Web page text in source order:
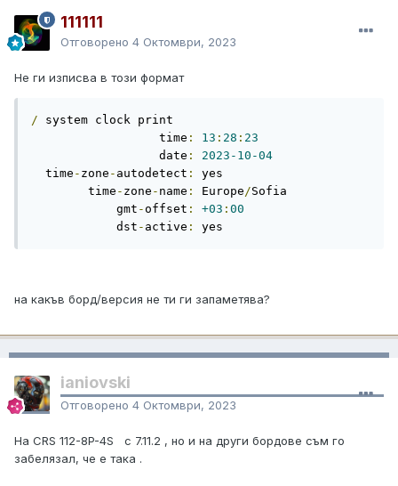
111111
Отговорено 4 Октомври, 2023
Не ги изписва в този формат
/ system clock print
                  time
: 13 : 28 : 23
                  date
:
2023-10-04
  time
- zone - autodetect :
yes
        time
- zone - name : Europe/Sofia
            gmt
-offset : +03 : 00
            dst
- active : yes
на какъв борд/версия не ти ги запаметява?
ianiovski
Отговорено 4 Октомври, 2023
На CRS 112-8P-4S с 7.11.2 , но и на други бордове съм го
забелязал, че е така .